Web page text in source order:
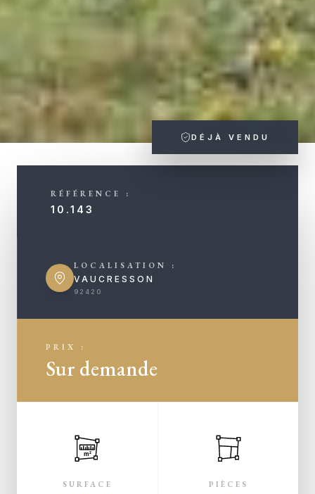
DÉJÀ VENDU
RÉFÉRENCE :
10.143
LOCALISATION :
VAUCRESSON
92420
PRIX :
Sur demande
m²
SURFACE PIÈCES